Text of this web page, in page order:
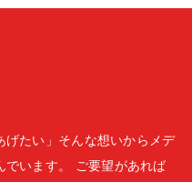
げたい」そんな想いからメデ
います。
ご要望があれば